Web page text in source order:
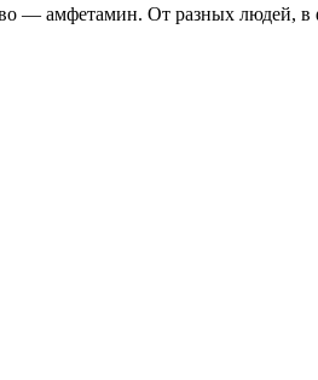
— амфетамин. От разных людей,